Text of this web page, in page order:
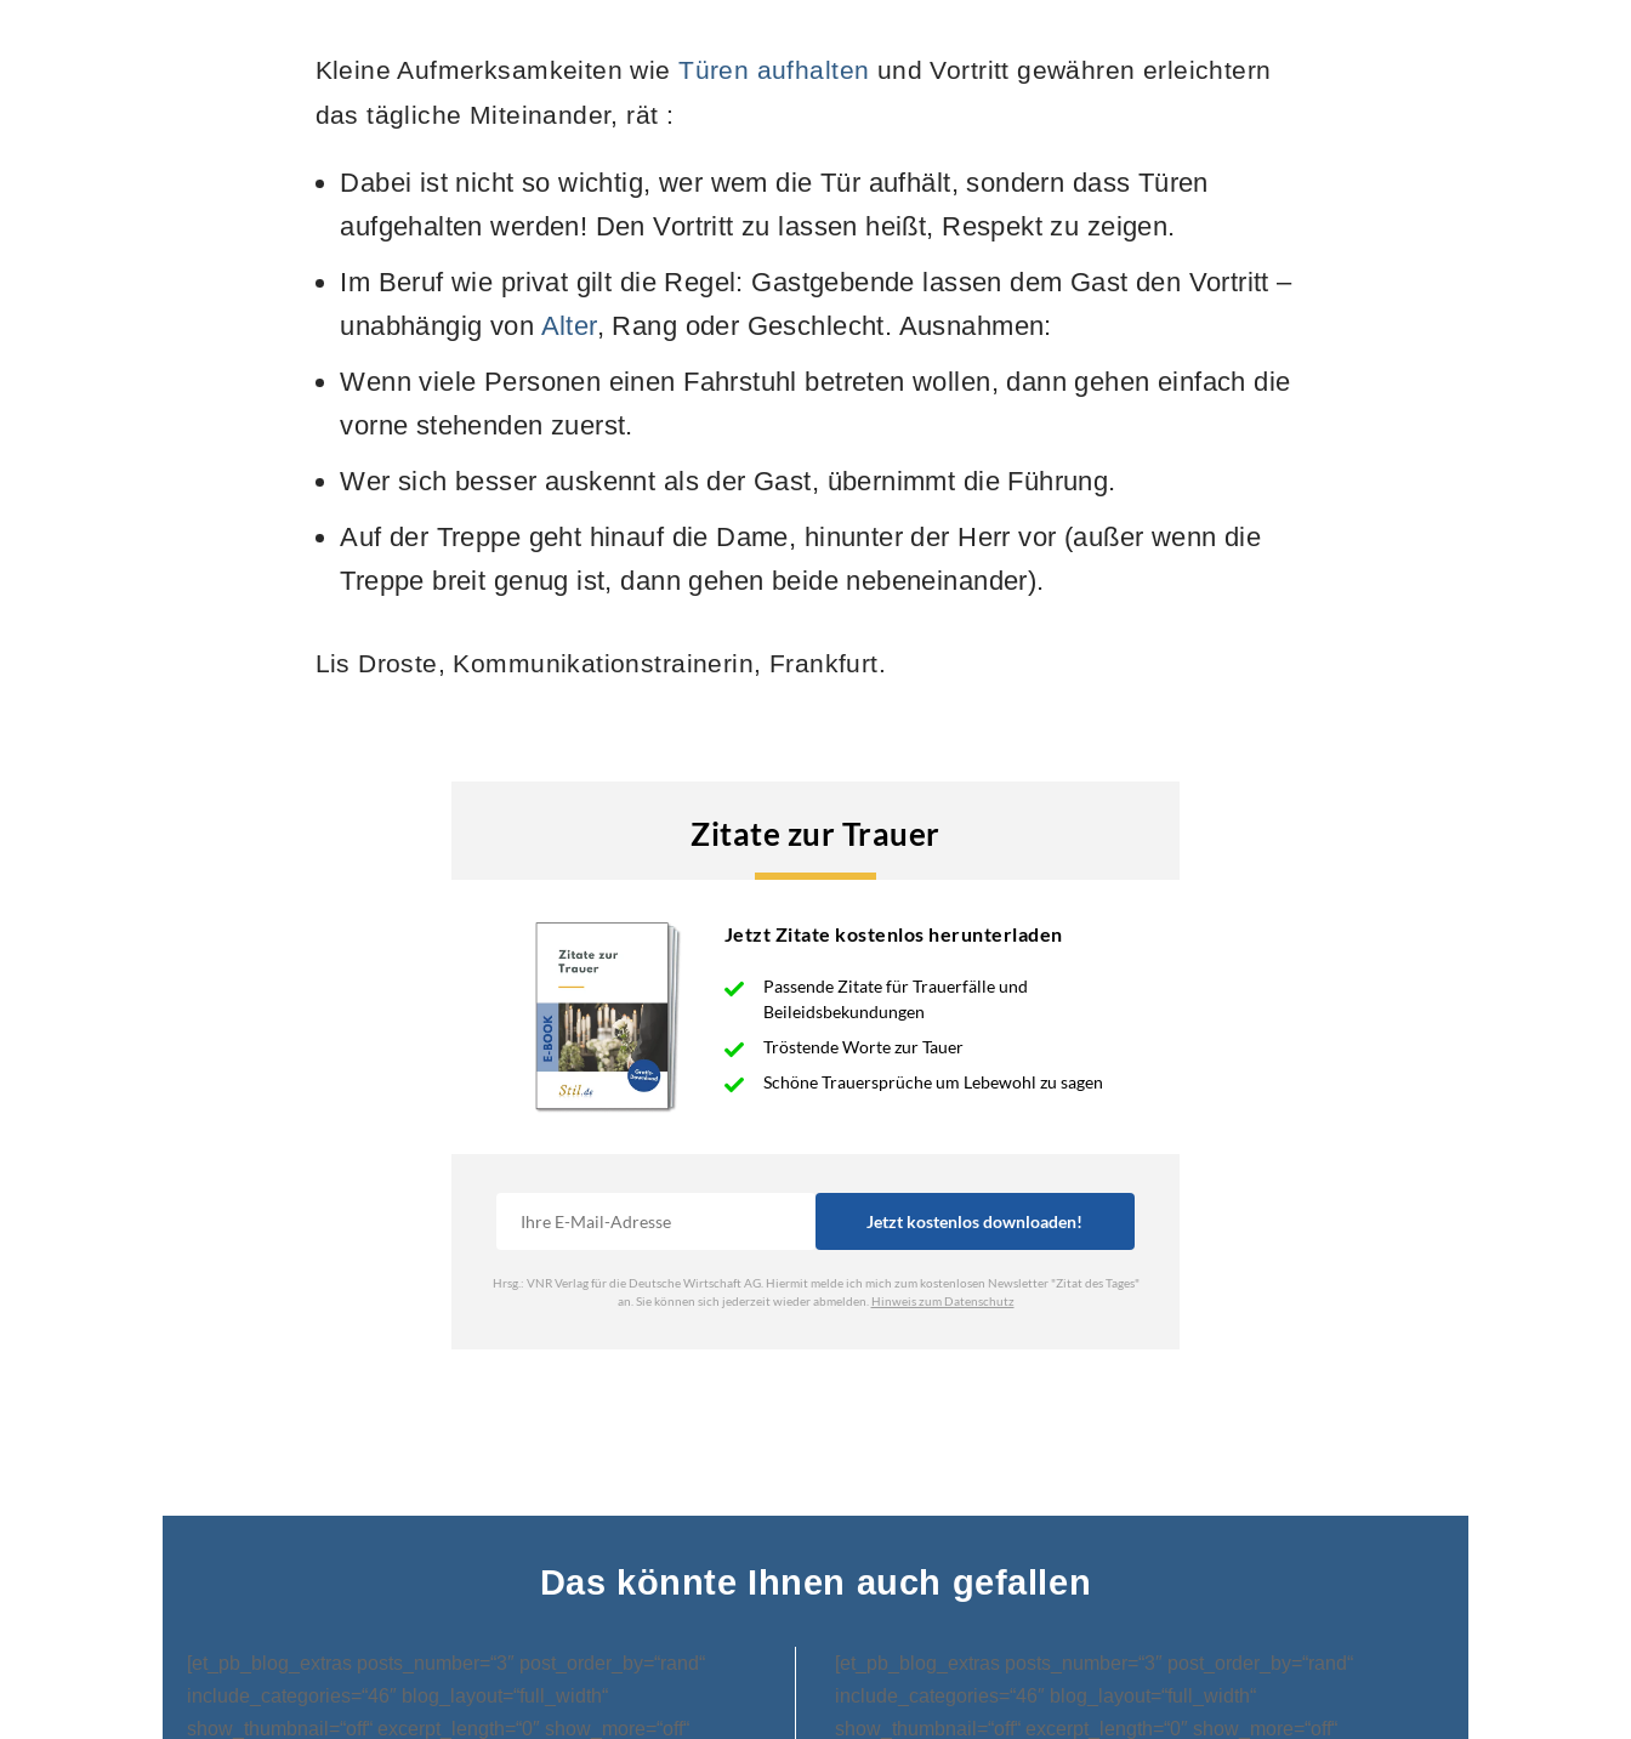
Kleine Aufmerksamkeiten wieTüren aufhalten und Vortritt gewähren erleichtern
das tägliche Miteinander, rät :
Dabei ist nicht so wichtig, wer wem die Tür aufhält, sondern dass Türen
aufgehalten werden! Den Vortritt zu lassen heißt, Respekt zu zeigen.
Im Beruf wie privat gilt die Regel: Gastgebende lassen dem Gast den Vortritt –
unabhängig von Alter, Rang oder Geschlecht. Ausnahmen:
Wenn viele Personen einen Fahrstuhl betreten wollen, dann gehen einfach die
vorne stehenden zuerst.
Wer sich besser auskennt als der Gast, übernimmt die Führung.
Auf der Treppe geht hinauf die Dame, hinunter der Herr vor (außer wenn die
Treppe breit genug ist, dann gehen beide nebeneinander).
Lis Droste, Kommunikationstrainerin, Frankfurt.
Das könnte Ihnen auch gefallen
[et_pb_blog_extras posts_number=“3″ post_order_by=“rand“
include_categories=“46″ blog_layout=“full_width“
show_thumbnail=“off“ excerpt_length=“0″ show_more=“off“
[et_pb_blog_extras posts_number=“3″ post_order_by=“rand“
include_categories=“46″ blog_layout=“full_width“
show_thumbnail=“off“ excerpt_length=“0″ show_more=“off“